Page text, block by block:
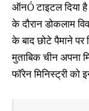
ऑनÓ टाइटल दिया
के दौरान डोकलाम
के बाद छोटे पैमाने
मुताबिक चीन अपना
फॉरेन मिनिस्ट्री को